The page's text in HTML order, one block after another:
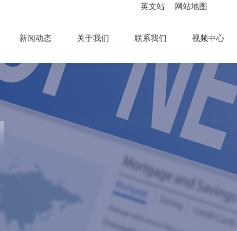
网站地图
英文站
新闻动态 关于我们 联系我们 视频中心